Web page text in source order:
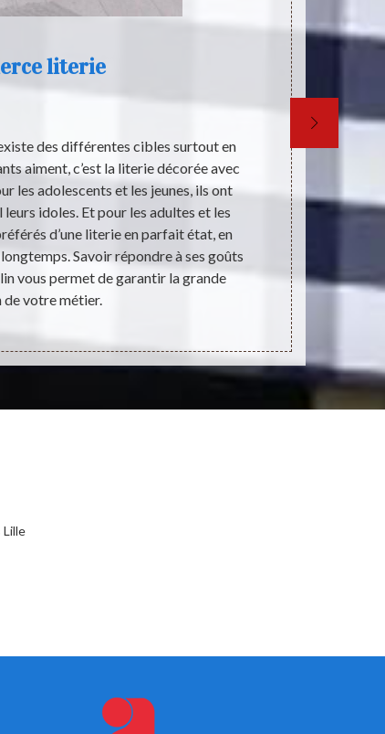
literie
des différentes cibles surtout en
aiment, c’est la literie décorée avec
les adolescents et les jeunes, ils ont
idoles. Et pour les adultes et les
d’une literie en parfait état, en
Savoir répondre à ses goûts
vous permet de garantir la grande
votre métier.
L’idéologie
rôle
ignorante.
Lille